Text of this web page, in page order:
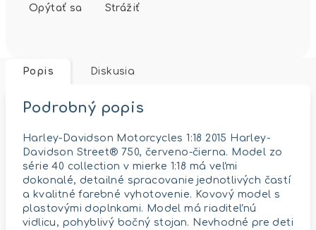
Opýtať sa Strážiť
Popis Diskusia
Podrobný popis
Harley-Davidson Motorcycles 1:18 2015 Harley-
Davidson Street® 750, červeno-čierna. Model zo
série 40 collection v mierke 1:18 má veľmi
dokonalé, detailné spracovanie jednotlivých častí
a kvalitné farebné vyhotovenie. Kovový model s
plastovými doplnkami. Model má riaditeľnú
vidlicu, pohyblivý bočný stojan. Nevhodné pre deti